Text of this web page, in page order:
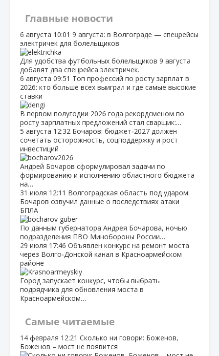
Главные новости
6 августа 10:01 9 августа: в Волгограде — спецрейсы
электричек для болельщиков
Для удобства футбольных болельщиков 9 августа
добавят два спецрейса электричек.
6 августа 09:51 Топ профессий по росту зарплат в
2026: кто больше всех выиграл и где самые высокие
ставки
В первом полугодии 2026 года рекордсменом по
росту зарплатных предложений стал сварщик:…
5 августа 12:32 Бочаров: бюджет‑2027 должен
сочетать осторожность, соцподдержку и рост
инвестиций
Андрей Бочаров сформулировал задачи по
формированию и исполнению областного бюджета
на…
31 июля 12:11 Волгоградская область под ударом:
Бочаров озвучил данные о последствиях атаки
БПЛА
По данным губернатора Андрея Бочарова, ночью
подразделения ПВО Минобороны России…
29 июля 17:46 Объявлен конкурс на ремонт моста
через Волго‑Донской канал в Красноармейском
районе
Город запускает конкурс, чтобы выбрать
подрядчика для обновления моста в
Красноармейском…
Самые читаемые
14 февраля 12:21 Сколько ни говори: Боженов,
Боженов – мост не появится